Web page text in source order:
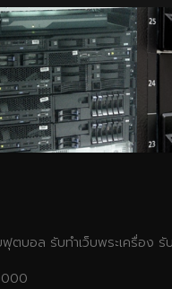
ตบอล รับทำเว็บพระเครื่อง รั